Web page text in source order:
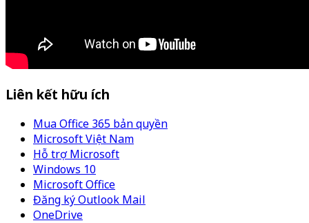
Liên kết hữu ích
Mua Office 365 bản quyền
Microsoft Việt Nam
Hỗ trợ Microsoft
Windows 10
Microsoft Office
Đăng ký Outlook Mail
OneDrive